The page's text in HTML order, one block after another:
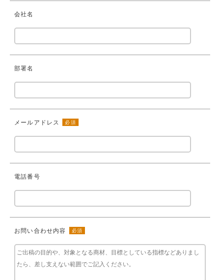
会社名
部署名
メールアドレス 必須
電話番号
お問い合わせ内容 必須